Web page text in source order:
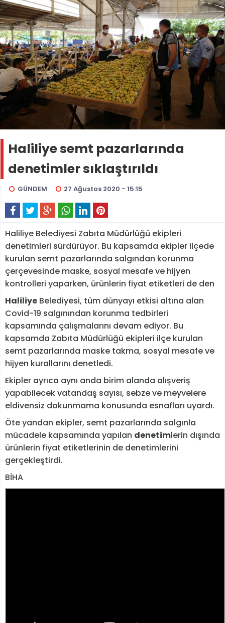
Haliliye semt pazarlarında
denetimler sıklaştırıldı
GÜNDEM 27 Ağustos 2020 - 15:15
Haliliye Belediyesi Zabıta Müdürlüğü ekipleri
denetimleri sürdürüyor. Bu kapsamda ekipler ilçede
kurulan semt pazarlarında salgından korunma
çerçevesinde maske, sosyal mesafe ve hijyen
kontrolleri yaparken, ürünlerin fiyat etiketleri de den
Haliliye Belediyesi, tüm dünyayı etkisi altına alan
Covid-19 salgınından korunma tedbirleri
kapsamında çalışmalarını devam ediyor. Bu
kapsamda Zabıta Müdürlüğü ekipleri ilçe kurulan
semt pazarlarında maske takma, sosyal mesafe ve
hijyen kurallarını denetledi.
Ekipler ayrıca aynı anda birim alanda alışveriş
yapabilecek vatandaş sayısı, sebze ve meyvelere
eldivensiz dokunmama konusunda esnafları uyardı.
Öte yandan ekipler, semt pazarlarında salgınla
mücadele kapsamında yapılan denetimlerin dışında
ürünlerin fiyat etiketlerinin de denetimlerini
gerçekleştirdi.
BİHA